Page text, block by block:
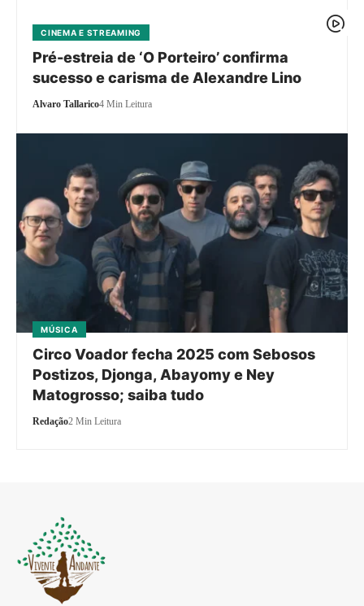
CINEMA E STREAMING
Pré-estreia de ‘O Porteiro’ confirma
sucesso e carisma de Alexandre Lino
Alvaro Tallarico4 Min Leitura
MÚSICA
Circo Voador fecha 2025 com Sebosos
Postizos, Djonga, Abayomy e Ney
Matogrosso; saiba tudo
Redação2 Min Leitura